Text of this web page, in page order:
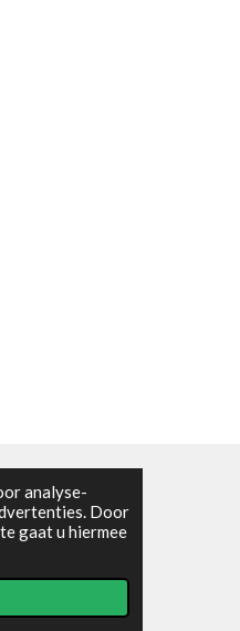
analyse-
Door
gaat u hiermee